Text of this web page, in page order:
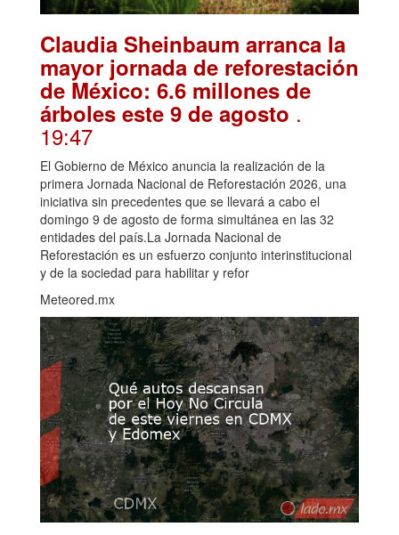
Claudia Sheinbaum arranca la
mayor jornada de reforestación
de México: 6.6 millones de
árboles este 9 de agosto .
19:47
El Gobierno de México anuncia la realización de la
primera Jornada Nacional de Reforestación 2026, una
iniciativa sin precedentes que se llevará a cabo el
domingo 9 de agosto de forma simultánea en las 32
entidades del país.La Jornada Nacional de
Reforestación es un esfuerzo conjunto interinstitucional
y de la sociedad para habilitar y refor
Meteored.mx